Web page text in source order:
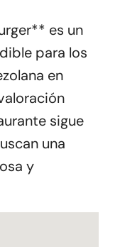
es un
para los
en
sigue
una
y